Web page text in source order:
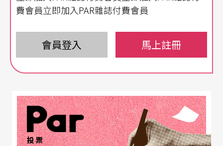
-Maria所創。為了替鋼琴音樂找尋新的表演方式，
奏自己的樂曲，並量身訂做新的曲目，首次表演的
熱烈掌聲立刻證明了這項實驗的成功。他們的演出
協奏曲的風味，在每位演奏者各具特色及拿捏得宜
的即興演奏下，主奏與協奏間恰如其分，沒有一絲
多餘。
費會員立即加入PAR雜誌付費會員
會員登入 馬上註冊
投票